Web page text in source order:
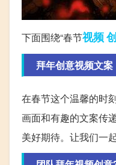
下面围绕“春节视频
拜年创意视频文案
在春节这个温馨的时
画面和有趣的文案传
美好期待。让我们一